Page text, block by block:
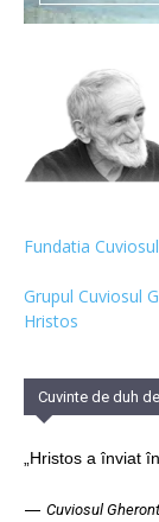
Fundatia
Grupul Cuviosul
Hristos
Cuvinte de duh
„Hristos a înviat
— Cuviosul